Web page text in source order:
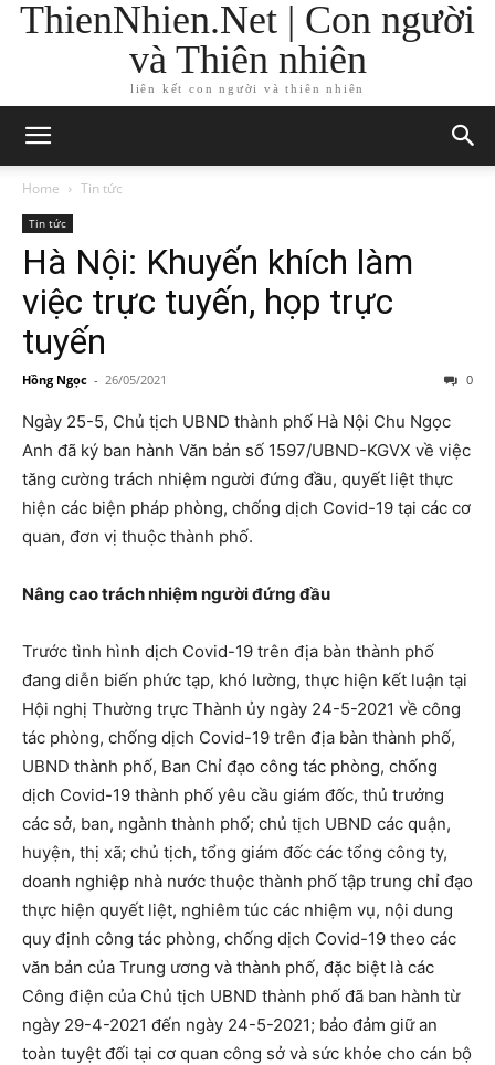
ThienNhien.Net | Con người
và Thiên nhiên
liên kết con người và thiên nhiên
Home Tin tức
Tin tức
Hà Nội: Khuyến khích làm
việc trực tuyến, họp trực
tuyến
Hồng Ngọc - 26/05/2021 0
Ngày 25-5, Chủ tịch UBND thành phố Hà Nội Chu Ngọc
Anh đã ký ban hành Văn bản số 1597/UBND-KGVX về việc
tăng cường trách nhiệm người đứng đầu, quyết liệt thực
hiện các biện pháp phòng, chống dịch Covid-19 tại các cơ
quan, đơn vị thuộc thành phố.
Nâng cao trách nhiệm người đứng đầu
Trước tình hình dịch Covid-19 trên địa bàn thành phố
đang diễn biến phức tạp, khó lường, thực hiện kết luận tại
Hội nghị Thường trực Thành ủy ngày 24-5-2021 về công
tác phòng, chống dịch Covid-19 trên địa bàn thành phố,
UBND thành phố, Ban Chỉ đạo công tác phòng, chống
dịch Covid-19 thành phố yêu cầu giám đốc, thủ trưởng
các sở, ban, ngành thành phố; chủ tịch UBND các quận,
huyện, thị xã; chủ tịch, tổng giám đốc các tổng công ty,
doanh nghiệp nhà nước thuộc thành phố tập trung chỉ đạo
thực hiện quyết liệt, nghiêm túc các nhiệm vụ, nội dung
quy định công tác phòng, chống dịch Covid-19 theo các
văn bản của Trung ương và thành phố, đặc biệt là các
Công điện của Chủ tịch UBND thành phố đã ban hành từ
ngày 29-4-2021 đến ngày 24-5-2021; bảo đảm giữ an
toàn tuyệt đối tại cơ quan công sở và sức khỏe cho cán bộ